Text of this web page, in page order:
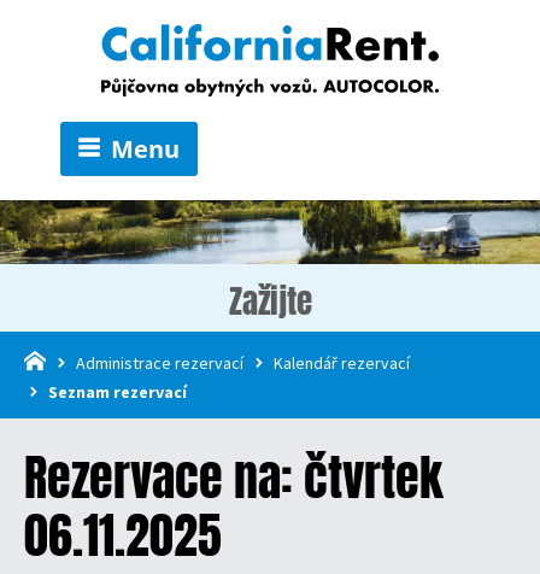
Menu
Zažijte
Administrace rezervací
Kalendář rezervací
Seznam rezervací
Rezervace na: čtvrtek
06.11.2025